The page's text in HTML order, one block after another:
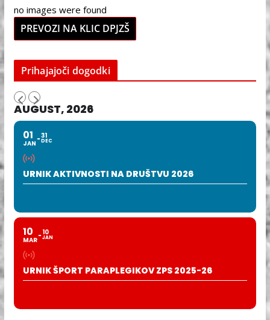
no images were found
PREVOZI NA KLIC DPJZŠ
Prihajajoči dogodki
AUGUST, 2026
01
JAN
31
DEC
URNIK AKTIVNOSTI NA DRUŠTVU 2026
10
MAR
10
JAN
URNIK ŠPORT PARAPLEGIKOV ZPS 2025-26